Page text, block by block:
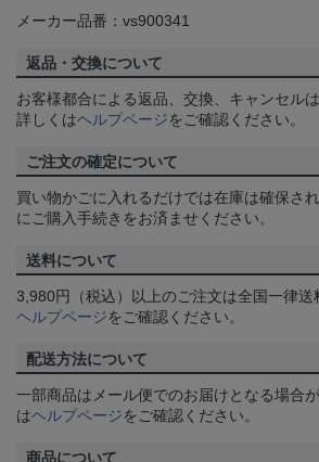
メーカー品番：vs900341
返品・交換について
お客様都合による返品、交換、キャンセル
詳しくはヘルプページをご確認ください。
ご注文の確定について
買い物かごに入れるだけでは在庫は確保さ
にご購入手続きをお済ませください。
送料について
3,980円（税込）以上のご注文は全国一律送
ヘルプページをご確認ください。
配送方法について
一部商品はメール便でのお届けとなる場合
はヘルプページをご確認ください。
商品について